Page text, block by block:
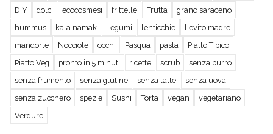
DIY
dolci ecocosmesi frittelle Frutta
grano saraceno
hummus
kala namak Legumi lenticchie
lievito madre
mandorle
Nocciole occhi Pasqua pasta
Piatto Tipico
Piatto Veg
pronto in 5 minuti ricette scrub
senza burro
senza frumento
senza glutine senza latte
senza uova
senza zucchero
spezie Sushi Torta vegan
vegetariano
Verdure